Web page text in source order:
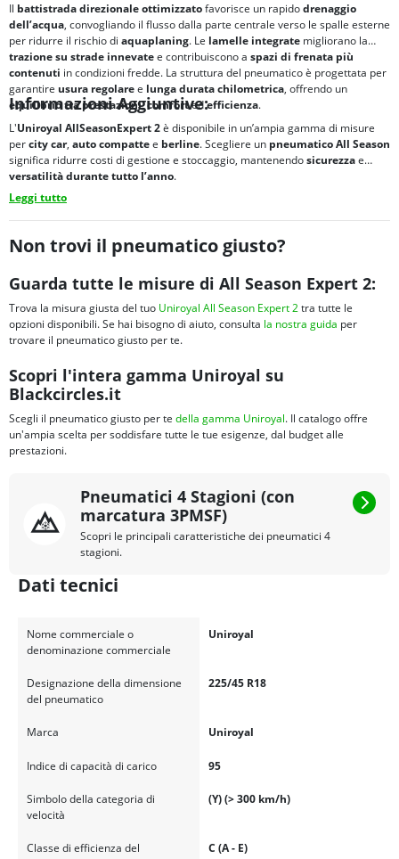
Il battistrada direzionale ottimizzatofavorisce un rapidodrenaggio
dell’acqua, convogliando il flusso dalla parte centrale verso le spalle esterne
per ridurre il rischio di aquaplaning. Le lamelle integrate migliorano la
trazione su strade innevatee contribuiscono a spazi di frenata più
contenuti in condizioni fredde. La struttura del pneumatico è progettata per
garantire usura regolaree lunga durata chilometrica, offrendo un
equilibrio tra prestazioni,comfortedefficienza.
Informazioni Aggiuntive:
L'Uniroyal AllSeasonExpert 2è disponibile in un’ampia gamma di misure
percity car, auto compattee berline. Scegliere un pneumatico All Season
significa ridurre costi di gestione e stoccaggio, mantenendosicurezzae
versatilitàdurante tutto l’anno.
Leggi tutto
Non trovi il pneumatico giusto?
Guarda tutte le misure di All Season Expert 2:
Trova la misura giusta del tuo Uniroyal All Season Expert 2tra tutte le
opzioni disponibili. Se hai bisogno di aiuto, consulta la nostra guida per
trovare il pneumatico giusto per te.
Scopri l'intera gamma Uniroyal su
Blackcircles.it
Scegli il pneumatico giusto per te della gamma Uniroyal. Il catalogo offre
un'ampia scelta per soddisfare tutte le tue esigenze, dal budget alle
prestazioni.
Pneumatici 4 Stagioni (con
marcatura 3PMSF)
Scopri le principali caratteristiche dei pneumatici 4
stagioni.
Dati tecnici
Nome commerciale o
denominazione commerciale
Uniroyal
Designazione della dimensione
del pneumatico
225/45 R18
Marca Uniroyal
Indice di capacità di carico 95
Simbolo della categoria di
velocità
(Y) (> 300 km/h)
Classe di efficienza del
C (A - E)